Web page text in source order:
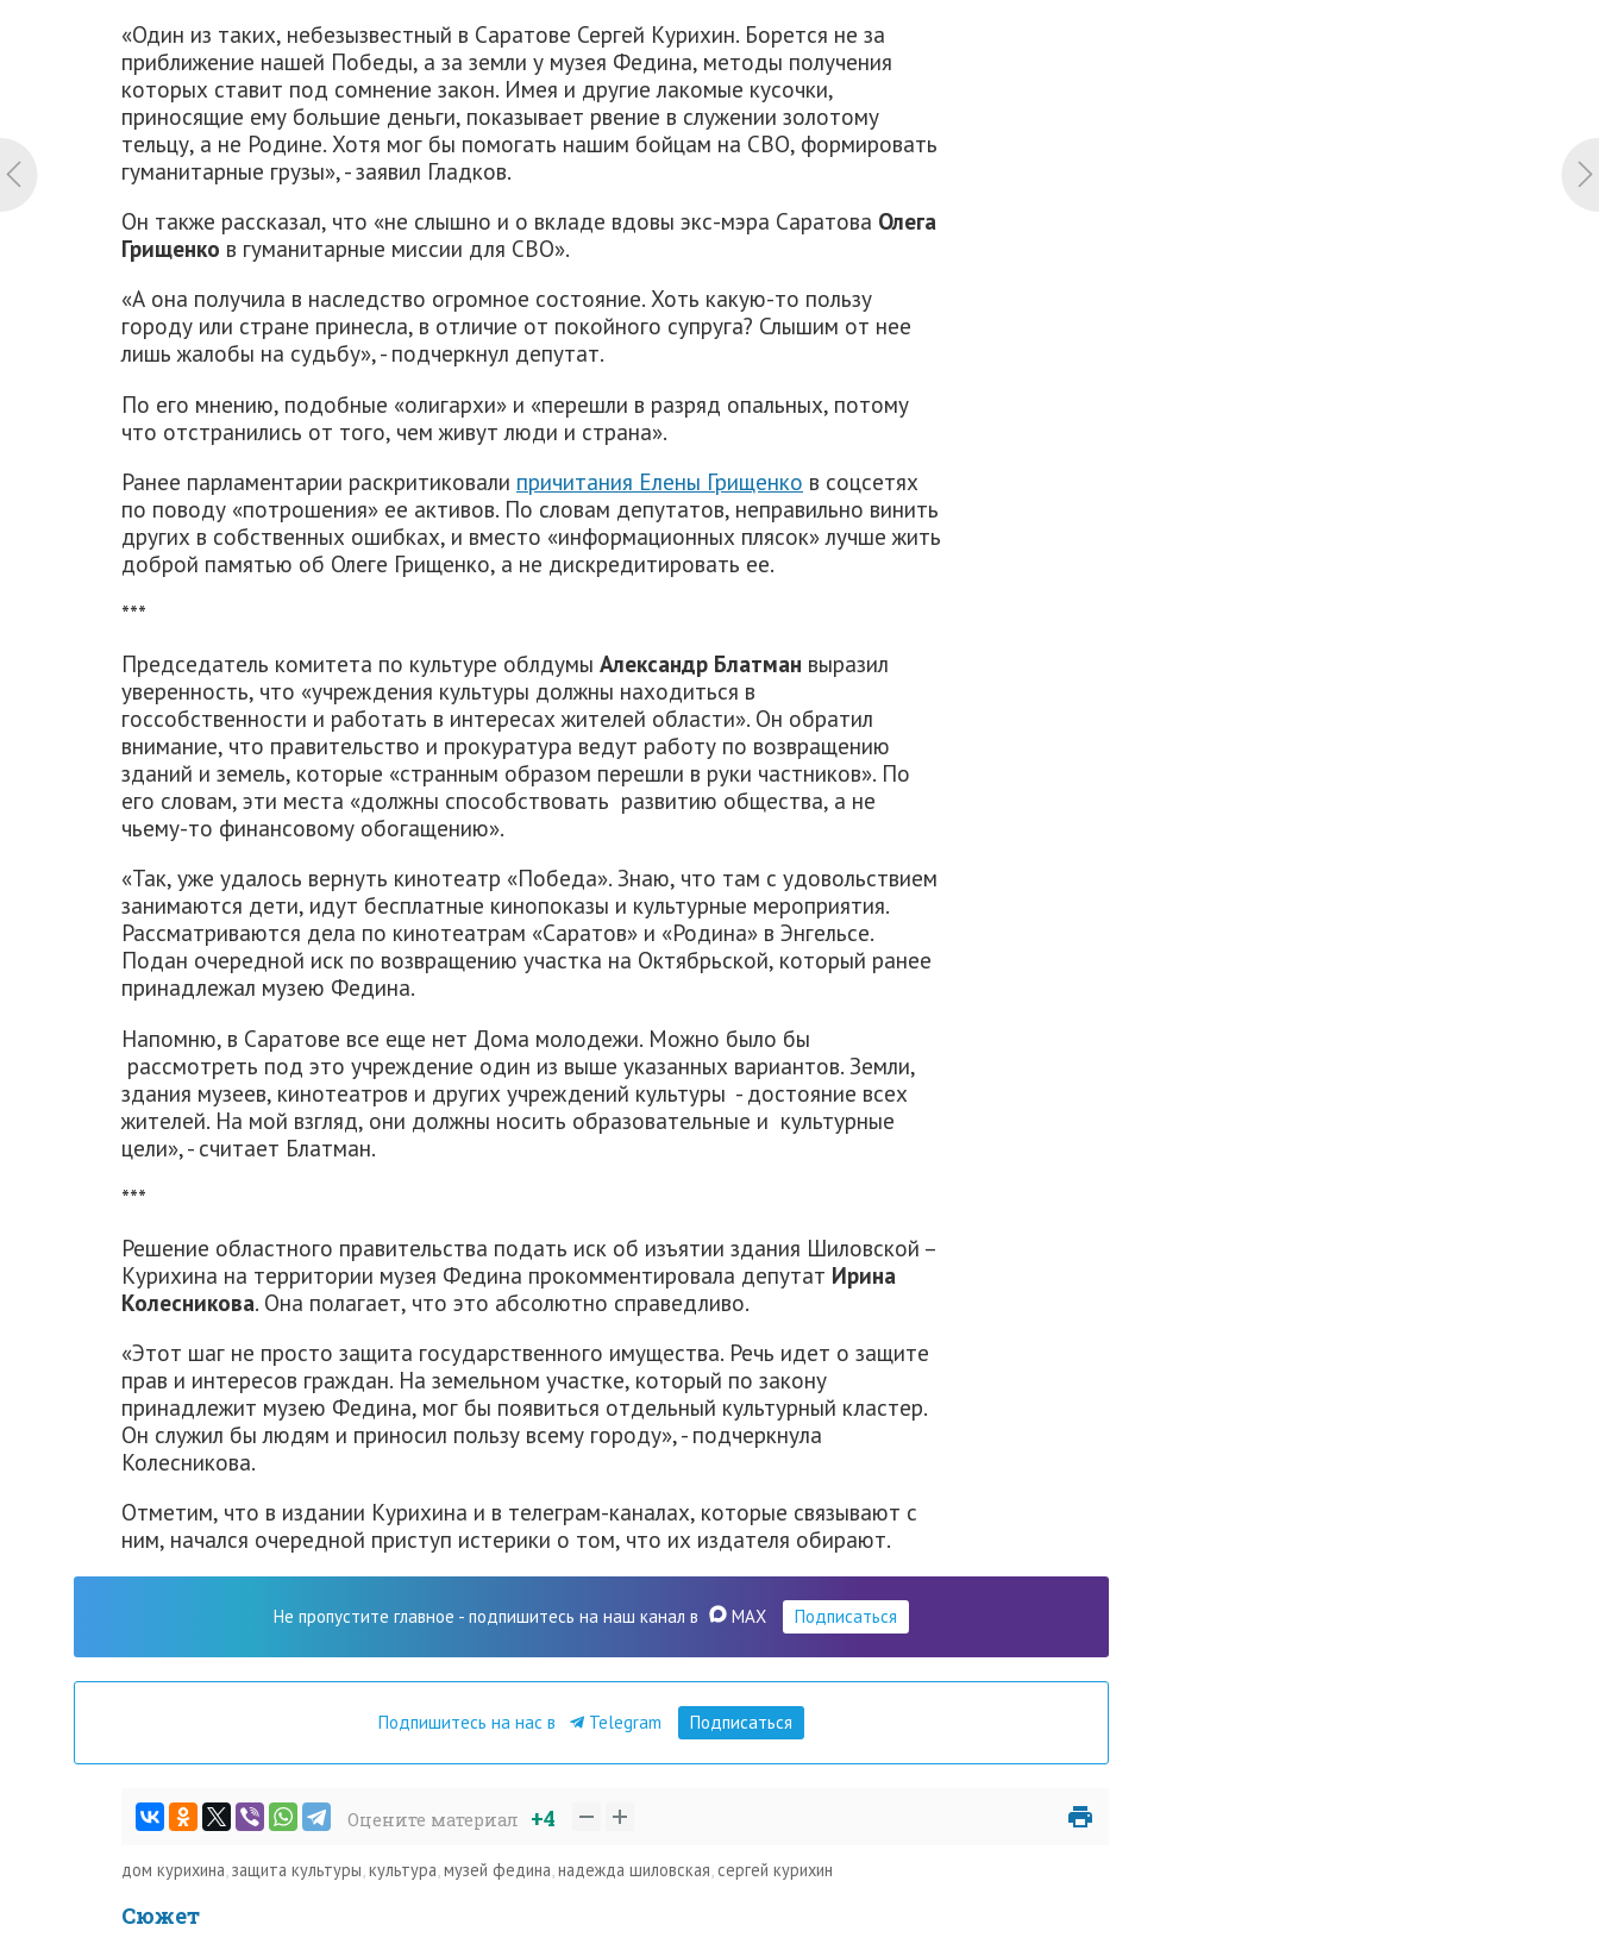
«Один из таких, небезызвестный в Саратове Сергей Курихин. Борется не за
приближение нашей Победы, а за земли у музея Федина, методы получения
которых ставит под сомнение закон. Имея и другие лакомые кусочки,
приносящие ему большие деньги, показывает рвение в служении золотому
тельцу, а не Родине. Хотя мог бы помогать нашим бойцам на СВО, формировать
гуманитарные грузы», - заявил Гладков.
Он также рассказал, что «не слышно и о вкладе вдовы экс-мэра Саратова Олега
Грищенко в гуманитарные миссии для СВО».
«А она получила в наследство огромное состояние. Хоть какую-то пользу
городу или стране принесла, в отличие от покойного супруга? Слышим от нее
лишь жалобы на судьбу», - подчеркнул депутат.
По его мнению, подобные «олигархи» и «перешли в разряд опальных, потому
что отстранились от того, чем живут люди и страна».
Ранее парламентарии раскритиковали причитания Елены Грищенко в соцсетях
по поводу «потрошения» ее активов. По словам депутатов, неправильно винить
других в собственных ошибках, и вместо «информационных плясок» лучше жить
доброй памятью об Олеге Грищенко, а не дискредитировать ее.
***
Председатель комитета по культуре облдумы Александр Блатман выразил
уверенность, что «учреждения культуры должны находиться в
госсобственности и работать в интересах жителей области». Он обратил
внимание, что правительство и прокуратура ведут работу по возвращению
зданий и земель, которые «странным образом перешли в руки частников». По
его словам, эти места «должны способствовать развитию общества, а не
чьему-то финансовому обогащению».
«Так, уже удалось вернуть кинотеатр «Победа». Знаю, что там с удовольствием
занимаются дети, идут бесплатные кинопоказы и культурные мероприятия.
Рассматриваются дела по кинотеатрам «Саратов» и «Родина» в Энгельсе.
Подан очередной иск по возвращению участка на Октябрьской, который ранее
принадлежал музею Федина.
Напомню, в Саратове все еще нет Дома молодежи. Можно было бы
рассмотреть под это учреждение один из выше указанных вариантов. Земли,
здания музеев, кинотеатров и других учреждений культуры - достояние всех
жителей. На мой взгляд, они должны носить образовательные и культурные
цели», - считает Блатман.
***
Решение областного правительства подать иск об изъятии здания Шиловской –
Курихина на территории музея Федина прокомментировала депутат Ирина
Колесникова. Она полагает, что это абсолютно справедливо.
«Этот шаг не просто защита государственного имущества. Речь идет о защите
прав и интересов граждан. На земельном участке, который по закону
принадлежит музею Федина, мог бы появиться отдельный культурный кластер.
Он служил бы людям и приносил пользу всему городу», - подчеркнула
Колесникова.
Отметим, что в издании Курихина и в телеграм-каналах, которые связывают с
ним, начался очередной приступ истерики о том, что их издателя обирают.
Не пропустите главное - подпишитесь на наш канал в MAX Подписаться
Подпишитесь на нас в Telegram Подписаться
Оцените материал +4
дом курихина защита культуры культура музей федина надежда шиловская сергей курихин
Сюжет